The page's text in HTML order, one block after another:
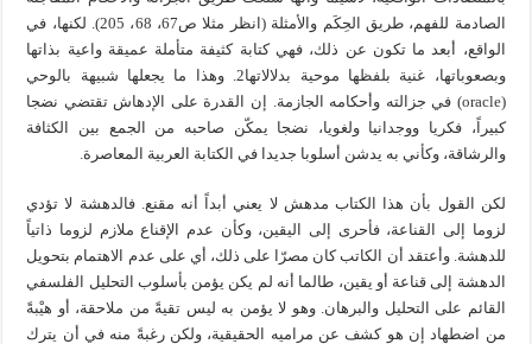
الصادمة للفهم، طريق الحِكَم والأمثلة (انظر مثلا ص67، 68، 205). لكنها، في
الواقع، أبعد ما تكون عن ذلك، فهي كتابة كثيفة متأملة عميقة واعية بذاتها
وبصعوباتها، غنية بلفظها موحية بدلالاتها2. وهذا ما يجعلها شبيهة بالوحي
(oracle) في جزالته وأحكامه الجازمة. إن القدرة على الإدهاش تقتضي نضجا
كبيراً، فكريا ووجدانيا ولغويا، نضجا يمكّن صاحبه من الجمع بين الكثافة
والرشاقة، وكأني به يدشن أسلوبا جديدا في الكتابة العربية المعاصرة.
لكن القول بأن هذا الكتاب مدهش لا يعني أبداً أنه مقنع. فالدهشة لا تؤدي
لزوما إلى القناعة، فأحرى إلى اليقين، وكأن عدم الإقناع ملازم لزوما ذاتياً
للدهشة. وأعتقد أن الكاتب كان مصرّا على ذلك، أي على عدم الاهتمام بتحويل
الدهشة إلى قناعة أو يقين، طالما أنه لم يكن يؤمن بأسلوب التحليل الفلسفي
القائم على التحليل والبرهان. وهو لا يؤمن به ليس تقيةً من ملاحقة، أو هيْبةً
من اضطهاد إن هو كشف عن مراميه الحقيقية، ولكن رغبةً منه في أن يترك